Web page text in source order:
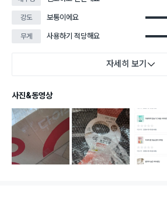
강도 보통이에요
무게 사용하기 적당해요
자세히 보기
사진&동영상